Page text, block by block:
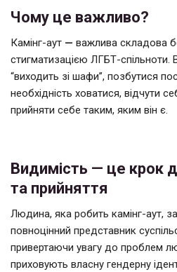
Чому це важливо?
Камінг-аут — важлива складова
стигматизацією ЛГБТ-спільноти.
“виходить зі шафи”, позбутися
необхідність ховатися, відчути
прийняти себе таким, яким він є.
Видимість — це крок
та прийняття
Людина, яка робить камінг-аут,
повноцінний представник
привертаючи увагу до проблем
приховують власну гендерну